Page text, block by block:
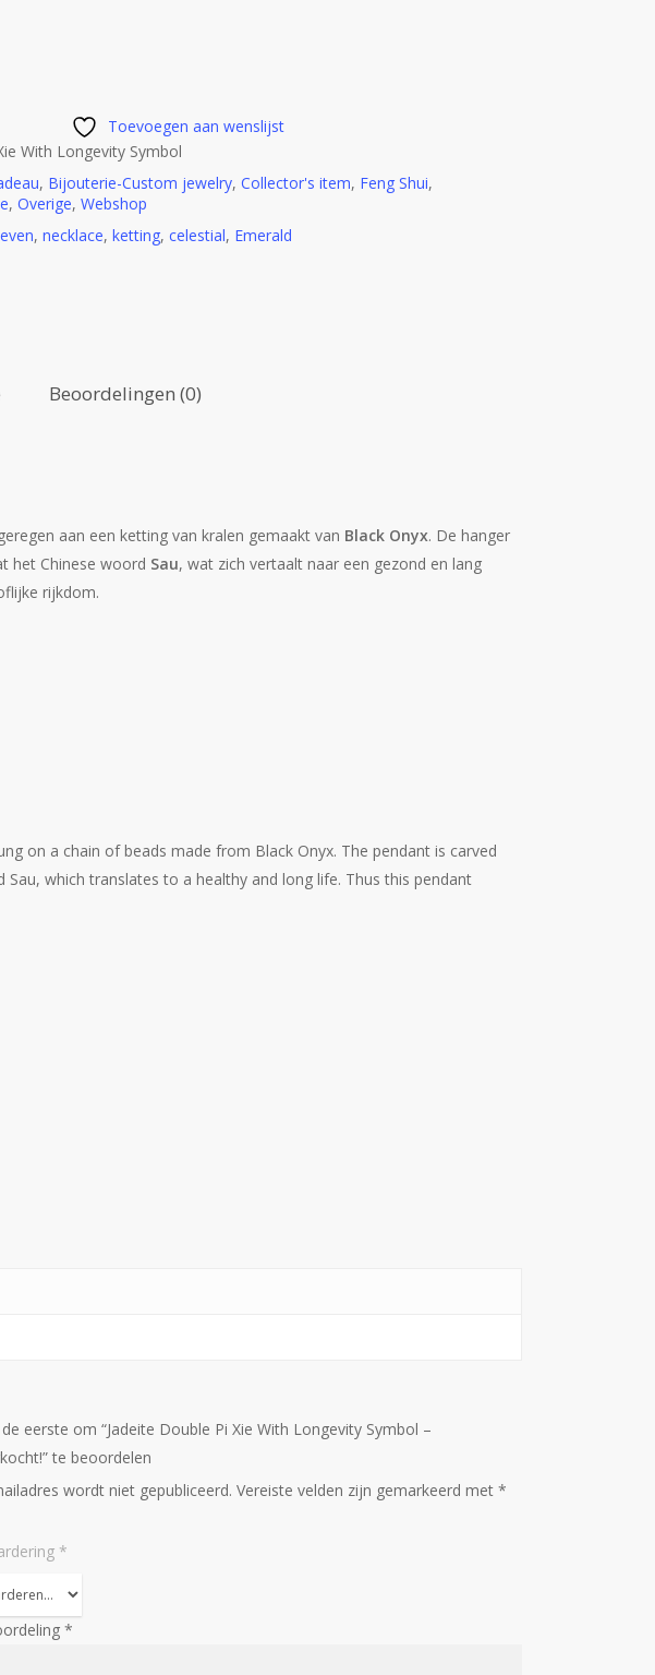
Toevoegen aan wenslijst
With Longevity Symbol
, Bijouterie-Custom jewelry, Collector's item, Feng Shui,
, Overige, Webshop
, necklace, ketting, celestial, Emerald
Beoordelingen (0)
aan een ketting van kralen gemaakt van Black Onyx. De hanger
het Chinese woord Sau, wat zich vertaalt naar een gezond en lang
rijkdom.
on a chain of beads made from Black Onyx. The pendant is carved
which translates to a healthy and long life. Thus this pendant
eerste om “Jadeite Double Pi Xie With Longevity Symbol –
te beoordelen
wordt niet gepubliceerd. Vereiste velden zijn gemarkeerd met *
*
*